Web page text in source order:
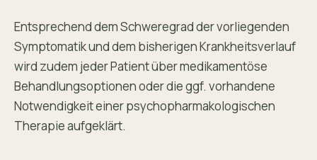
Entsprechend dem Schweregrad der vorliegenden
Symptomatik und dem bisherigen Krankheitsverlauf
wird zudem jeder Patient über medikamentöse
Behandlungsoptionen oder die ggf. vorhandene
Notwendigkeit einer psychopharmakologischen
Therapie aufgeklärt.